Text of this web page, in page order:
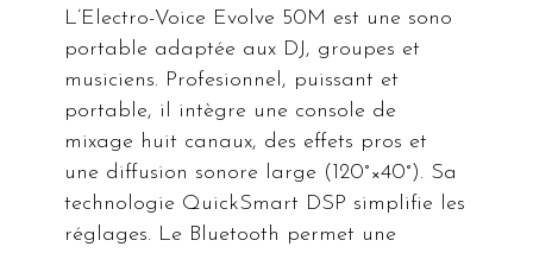
L’Electro-Voice Evolve 50M est une sono
portable adaptée aux DJ, groupes et
musiciens. Profesionnel, puissant et
portable, il intègre une console de
mixage huit canaux, des effets pros et
une diffusion sonore large (120°×40°). Sa
technologie QuickSmart DSP simplifie les
réglages. Le Bluetooth permet une